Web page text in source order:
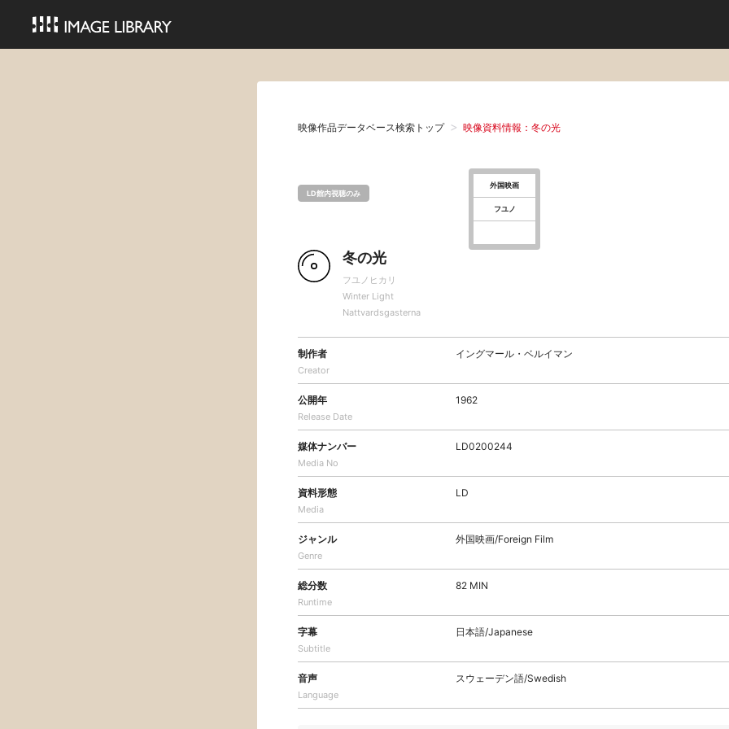
映像作品データベース検索トップ 映像資料情報：冬の光
LD館内視聴のみ
外国映画
フユノ
冬の光
フユノヒカリ
Winter Light
Nattvardsgasterna
制作者
Creator
イングマール・ベルイマン
公開年
Release Date
1962
媒体ナンバー
Media No
LD0200244
資料形態
Media
LD
ジャンル
Genre
外国映画/Foreign Film
総分数
Runtime
82 MIN
字幕
Subtitle
日本語/Japanese
音声
Language
スウェーデン語/Swedish